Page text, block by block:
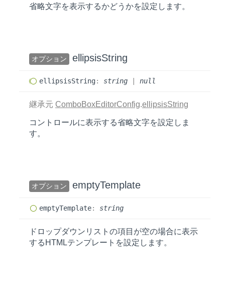
省略文字を表示するかどうかを設定します。
オプション ellipsisString
ellipsisString: string null
継承元 ComboBoxEditorConfig.ellipsisString
コントロールに表示する省略文字を設定しま
す。
オプション emptyTemplate
emptyTemplate: string
ドロップダウンリストの項目が空の場合に表示
するHTMLテンプレートを設定します。